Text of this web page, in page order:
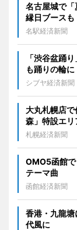
名古屋城で
縁日ブースも
名駅経済新聞
「渋谷盆踊
も踊りの輪に
シブヤ経済新聞
大丸札幌店
森」特設エリ
札幌経済新聞
OMO5函館
テーマ曲
函館経済新聞
香港・九龍
代風に